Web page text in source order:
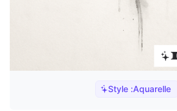
Style :Aquarelle